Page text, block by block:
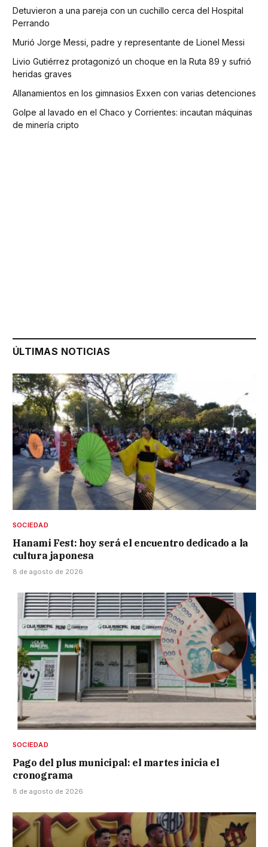
Detuvieron a una pareja con un cuchillo cerca del Hospital
Perrando
Murió Jorge Messi, padre y representante de Lionel Messi
Livio Gutiérrez protagonizó un choque en la Ruta 89 y sufrió
heridas graves
Allanamientos en los gimnasios Exxen con varias detenciones
Golpe al lavado en el Chaco y Corrientes: incautan máquinas
de minería cripto
ÚLTIMAS NOTICIAS
SOCIEDAD
Hanami Fest: hoy será el encuentro dedicado a la
cultura japonesa
8 de agosto de 2026
SOCIEDAD
Pago del plus municipal: el martes inicia el
cronograma
8 de agosto de 2026